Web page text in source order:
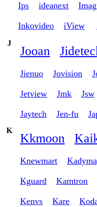
Ips ideanext
Inkovideo iView
J
Jooan
Jienuo Jovision
Jetview Jmk Jsw
Jaytech Jen-fu
K
Kkmoon
Knewmart
Kguard Kamtron
Kenvs Kare